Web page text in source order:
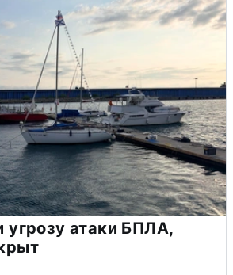
угрозу атаки БПЛА,